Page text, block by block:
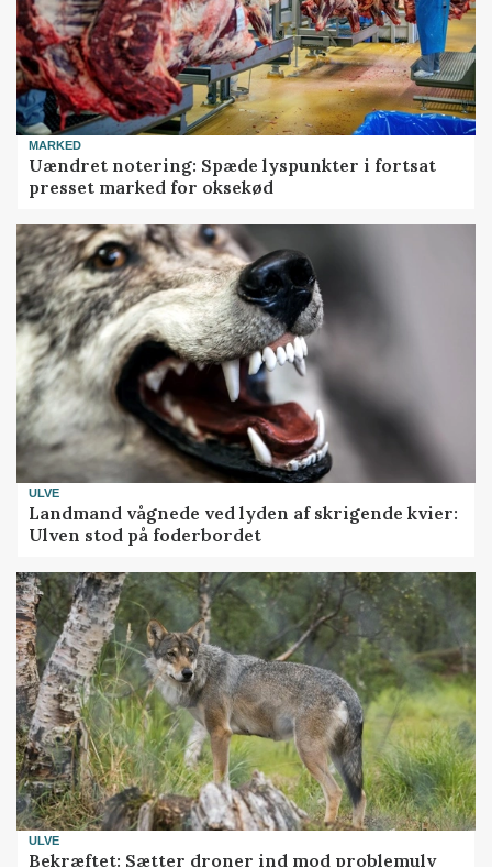
MARKED
Uændret notering: Spæde lyspunkter i fortsat
presset marked for oksekød
ULVE
Landmand vågnede ved lyden af skrigende kvier:
Ulven stod på foderbordet
ULVE
Bekræftet: Sætter droner ind mod problemulv